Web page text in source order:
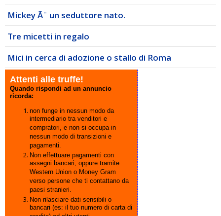
Mickey Ã¨ un seduttore nato.
Tre micetti in regalo
Mici in cerca di adozione o stallo di Roma
Attenti alle truffe!
Quando rispondi ad un annuncio
ricorda:
non funge in nessun modo da
intermediario tra venditori e
compratori, e non si occupa in
nessun modo di transizioni e
pagamenti.
Non effettuare pagamenti con
assegni bancari, oppure tramite
Western Union o Money Gram
verso persone che ti contattano da
paesi stranieri.
Non rilasciare dati sensibili o
bancari (es: il tuo numero di carta di